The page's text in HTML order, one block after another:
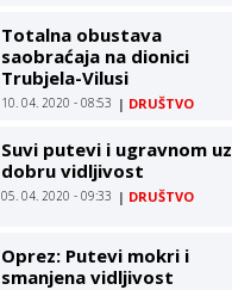
Totalna obustava
saobraćaja na dionici
Trubjela-Vilusi
10. 04. 2020 - 08:53 | DRUŠTVO
Suvi putevi i ugravnom uz
dobru vidljivost
05. 04. 2020 - 09:33 | DRUŠTVO
Oprez: Putevi mokri i
smanjena vidljivost